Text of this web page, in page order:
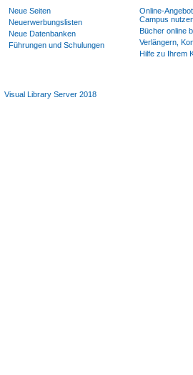
Neue Seiten
Neuerwerbungslisten
Neue Datenbanken
Führungen und Schulungen
Online-
Campus
Bücher online
Verlängern,
Hilfe zu Ihrem
Visual Library Server 2018